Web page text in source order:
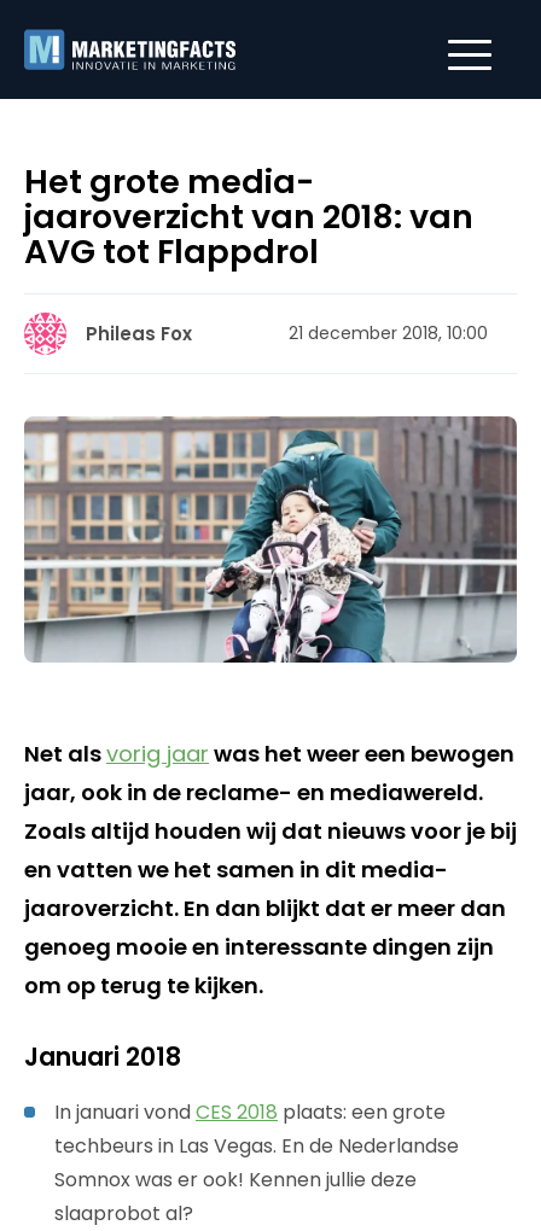
Het grote media-
jaaroverzicht van 2018: van
AVG tot Flappdrol
Phileas Fox 21 december 2018, 10:00
Net alsvorig jaar was het weer een bewogen
jaar, ook in de reclame- en mediawereld.
Zoals altijd houden wij dat nieuws voor je bij
en vatten we het samen in dit media-
jaaroverzicht. En dan blijkt dat er meer dan
genoeg mooie en interessante dingen zijn
om op terug te kijken.
Januari 2018
In januari vondCES 2018 plaats: een grote
techbeurs in Las Vegas. En de Nederlandse
Somnox was er ook! Kennen jullie deze
slaaprobot al?